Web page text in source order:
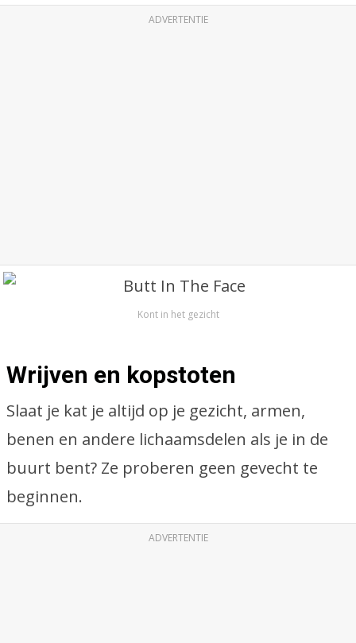
ADVERTENTIE
Kont in het gezicht
Wrijven en kopstoten
Slaat je kat je altijd op je gezicht, armen,
benen en andere lichaamsdelen als je in de
buurt bent? Ze proberen geen gevecht te
beginnen.
ADVERTENTIE